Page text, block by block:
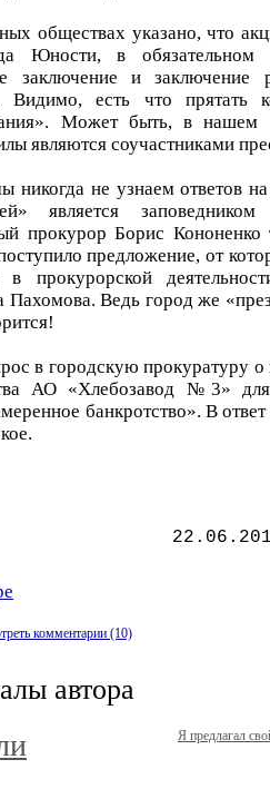
обществах указано, что
Юности, в обязательном
заключение и заключение
Видимо, есть что прятать
Может быть, в
являются соучастниками
никогда не узнаем ответов
является
прокурор Борис Кононенко
предложение, от
в прокурорской
Ведь город же
в городскую прокуратуру
АО «Хлебозавод №3» для
банкротство». В
комментарии (10)
автора
Я предлагал